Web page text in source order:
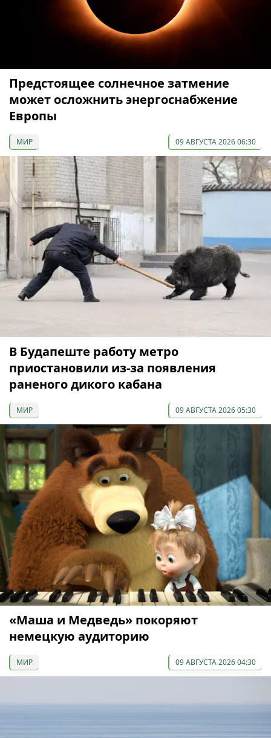
Предстоящее солнечное затмение
может осложнить энергоснабжение
Европы
МИР 09 АВГУСТА 2026 06:30
В Будапеште работу метро
приостановили из-за появления
раненого дикого кабана
МИР 09 АВГУСТА 2026 05:30
«Маша и Медведь» покоряют
немецкую аудиторию
МИР 09 АВГУСТА 2026 04:30